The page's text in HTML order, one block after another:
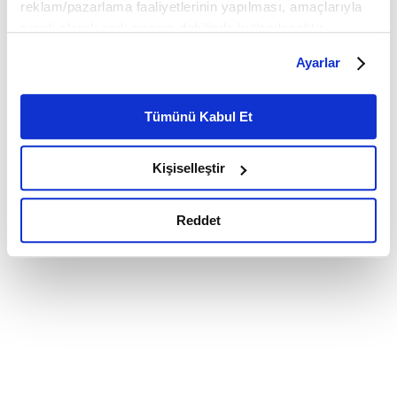
reklam/pazarlama faaliyetlerinin yapılması, amaçlarıyla
belirleyebilirsiniz. Çerezlere ilişkin detaylı bilgi için
Ayarlar butonuna tıklayabilir,Çerez Bilgilendirme
Metnimizi ziyaret edebilirsiniz.
6698 sayılı Kişisel Verilerin Korunması Kanunu uyarınca
okumak ve sitemizi ziyaretiniz kapsamında
gerçekleştirilen veri işleme faaliyetleri ile ilgili daha
detaylı bilgi almak için lütfentıklayınız.
Ayarlar
Tümünü Kabul Et
Kişiselleştir
Reddet